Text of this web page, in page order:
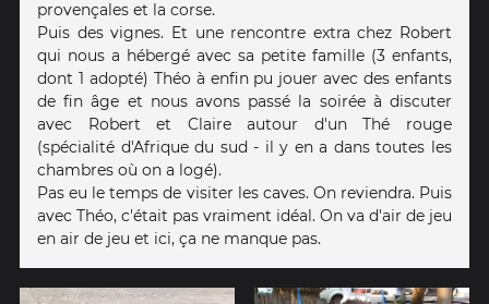
provençales et la corse.
Puis des vignes. Et une rencontre extra chez Robert
qui nous a hébergé avec sa petite famille (3 enfants,
dont 1 adopté) Théo à enfin pu jouer avec des enfants
de fin âge et nous avons passé la soirée à discuter
avec Robert et Claire autour d'un Thé rouge
(spécialité d'Afrique du sud - il y en a dans toutes les
chambres où on a logé).
Pas eu le temps de visiter les caves. On reviendra. Puis
avec Théo, c'était pas vraiment idéal. On va d'air de jeu
en air de jeu et ici, ça ne manque pas.